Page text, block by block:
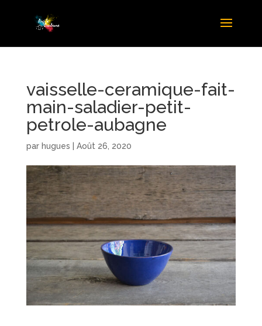
vaisselle-ceramique-fait-
main-saladier-petit-
petrole-aubagne
par hugues Août 26, 2020